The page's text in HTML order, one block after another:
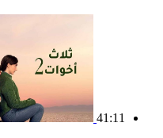
41:11